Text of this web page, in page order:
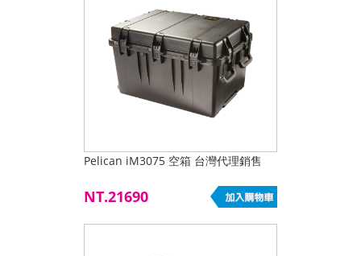
Pelican iM3075 空箱 台灣代理銷售
NT.21690